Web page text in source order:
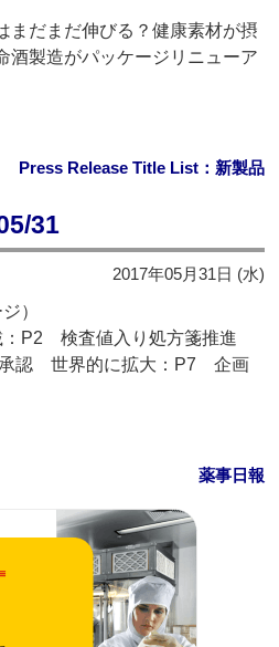
まだまだ伸びる？健康素材が摂
酒製造がパッケージリニューア
Press Release Title List：新製品
31
2017年05月31日 (水)
）
：P2 検査値入り処方箋推進
認 世界的に拡大：P7 企画
薬事日報